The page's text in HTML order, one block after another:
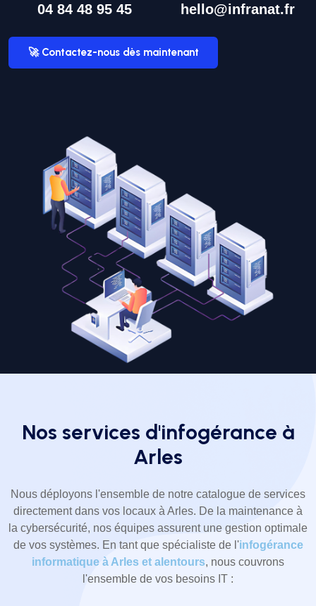
04 84 48 95 45 hello@infranat.fr
🚀 Contactez-nous dès maintenant
Nos services d'infogérance à
Arles
Nous déployons l'ensemble de notre catalogue de services
directement dans vos locaux à Arles. De la maintenance à
la cybersécurité, nos équipes assurent une gestion optimale
de vos systèmes. En tant que spécialiste de l'infogérance
informatique à Arles et alentours, nous couvrons
l'ensemble de vos besoins IT :